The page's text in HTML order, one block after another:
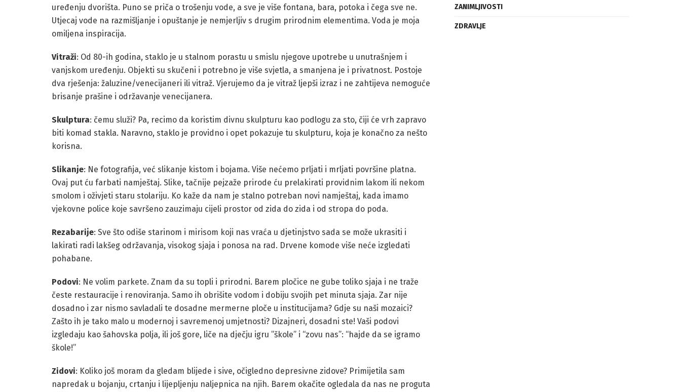
uređenju dvorišta. Puno se priča o trošenju vode, a sve je više fontana, bara, potoka i čega sve ne.
Utjecaj vode na razmišljanje i opuštanje je nemjerljiv s drugim prirodnim elementima. Voda je moja
omiljena inspiracija.
Vitraži: Od 80-ih godina, staklo je u stalnom porastu u smislu njegove upotrebe u unutrašnjem i
vanjskom uređenju. Objekti su skučeni i potrebno je više svjetla, a smanjena je i privatnost. Postoje
dva rješenja: žaluzine/venecijaneri ili vitraž. Vjerujemo da je vitraž ljepši izraz i ne zahtijeva nemoguće
brisanje prašine i održavanje venecijanera.
Skulptura: čemu služi? Pa, recimo da koristim divnu skulpturu kao podlogu za sto, čiji će vrh zapravo
biti komad stakla. Naravno, staklo je providno i opet pokazuje tu skulpturu, koja je konačno za nešto
korisna.
Slikanje: Ne fotografija, već slikanje kistom i bojama. Više nećemo prljati i mrljati površine platna.
Ovaj put ću farbati namještaj. Slike, tačnije pejzaže prirode ću prelakirati providnim lakom ili nekom
smolom i oživjeti staru stolariju. Ko kaže da nam je stalno potreban novi namještaj, kada imamo
vjekovne police koje savršeno zauzimaju cijeli prostor od zida do zida i od stropa do poda.
Rezabarije: Sve što odiše starinom i mirisom koji nas vraća u djetinjstvo sada se može ukrasiti i
lakirati radi lakšeg održavanja, visokog sjaja i ponosa na rad. Drvene komode više neće izgledati
pohabane.
Podovi: Ne volim parkete. Znam da su topli i prirodni. Barem pločice ne gube toliko sjaja i ne traže
česte restauracije i renoviranja. Samo ih obrišite vodom i dobiju svojih pet minuta sjaja. Zar nije
dosadno i zar nismo savladali te dosadne mermerne ploče u institucijama? Gdje su naši mozaici?
Zašto ih je tako malo u modernoj i savremenoj umjetnosti? Dizajneri, dosadni ste! Vaši podovi
izgledaju kao šahovska polja, ili još gore, liče na dječju igru ​​”škole” i “zovu nas”: “hajde da se igramo
škole!”
Zidovi: Koliko još moram da gledam blijede i sive, očigledno depresivne zidove? Primijetila sam
napredak u bojanju, crtanju i lijepljenju naljepnica na njih. Barem okačite ogledala da nas ne proguta
ZANIMLJIVOSTI
ZDRAVLJE